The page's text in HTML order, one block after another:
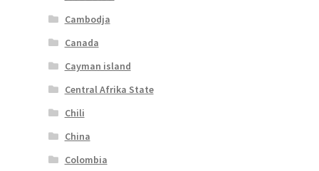
Cambodja
Canada
Cayman island
Central Afrika State
Chili
China
Colombia